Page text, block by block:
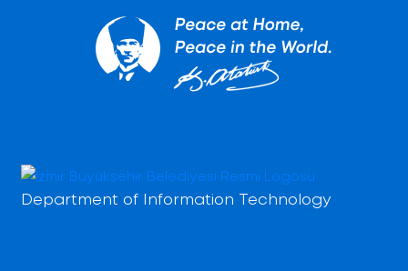
Department of Information Technology